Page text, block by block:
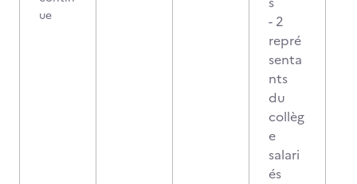
ue
- 2
repré
senta
nts
du
collèg
e
salari
és